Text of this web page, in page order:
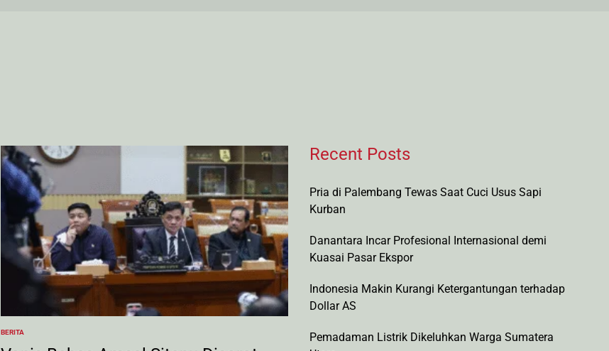
POSTED
IN
BERITA
Recent Posts
Pria di Palembang Tewas Saat Cuci Usus Sapi
Kurban
Danantara Incar Profesional Internasional demi
Kuasai Pasar Ekspor
Indonesia Makin Kurangi Ketergantungan terhadap
Dollar AS
Pemadaman Listrik Dikeluhkan Warga Sumatera